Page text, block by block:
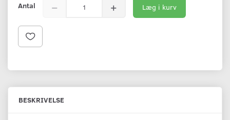
Antal Læg i kurv
BESKRIVELSE